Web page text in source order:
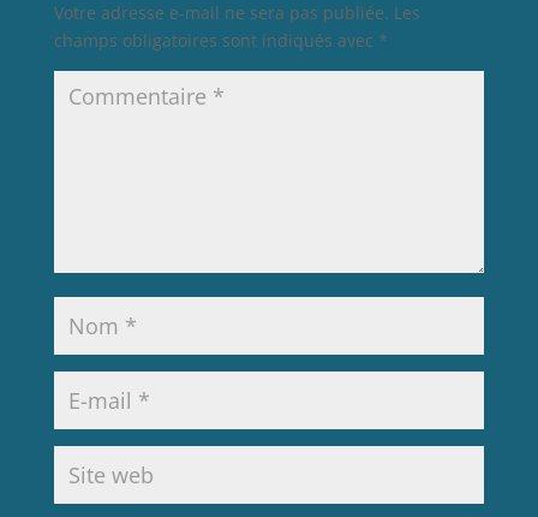
Votre adresse e-mail ne sera pas publiée. Les
champs obligatoires sont indiqués avec *